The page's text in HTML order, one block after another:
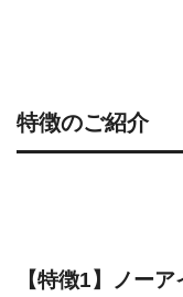
特徴のご紹介
【特徴1】ノー